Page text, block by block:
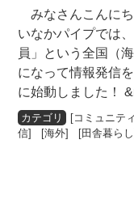
みなさんこんに
いなかパイプでは
員」という全国（
になって情報発信
に始動しました！
[コミュニテ
信] [海外] [田舎暮らし